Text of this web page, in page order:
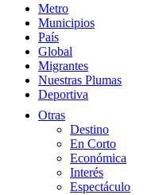
Metro
Municipios
País
Global
Migrantes
Nuestras Plumas
Deportiva
Otras
Destino
En Corto
Económica
Interés
Espectáculo